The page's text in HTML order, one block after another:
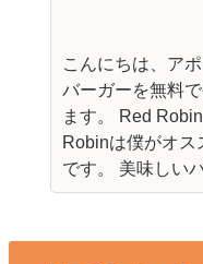
こんにちは、ア
バーガーを無料
ます。 Red
Robinは僕がオス
です。 美味しい